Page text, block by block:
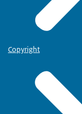
Copyright